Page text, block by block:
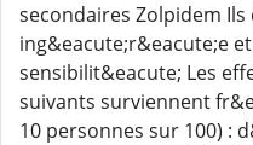
secondaires Zolpidem
ing&eacute;r&eacute;e
sensibilit&eacute; Les
suivants surviennent
10 personnes sur 100) :